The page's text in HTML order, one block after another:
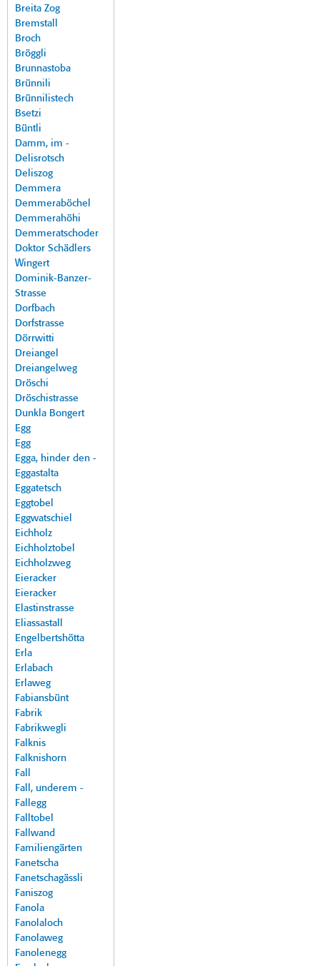
Breita Zog
Bremstall
Broch
Bröggli
Brunnastoba
Brünnili
Brünnilistech
Bsetzi
Büntli
Damm, im -
Delisrotsch
Deliszog
Demmera
Demmeraböchel
Demmerahöhi
Demmeratschoder
Doktor Schädlers
Wingert
Dominik-Banzer-
Strasse
Dorfbach
Dorfstrasse
Dörrwitti
Dreiangel
Dreiangelweg
Dröschi
Dröschistrasse
Dunkla Bongert
Egg
Egg
Egga, hinder den -
Eggastalta
Eggatetsch
Eggtobel
Eggwatschiel
Eichholz
Eichholztobel
Eichholzweg
Eieracker
Eieracker
Elastinstrasse
Eliassastall
Engelbertshötta
Erla
Erlabach
Erlaweg
Fabiansbünt
Fabrik
Fabrikwegli
Falknis
Falknishorn
Fall
Fall, underem -
Fallegg
Falltobel
Fallwand
Familiengärten
Fanetscha
Fanetschagässli
Faniszog
Fanola
Fanolaloch
Fanolaweg
Fanolenegg